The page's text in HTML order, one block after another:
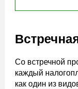
Со встречной
каждый
как один из